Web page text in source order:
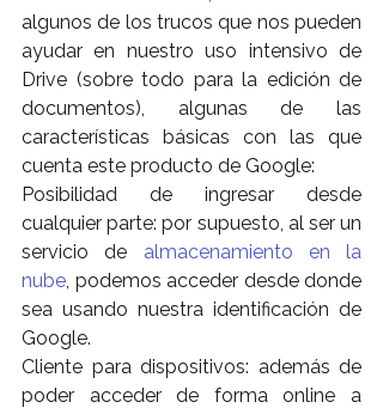
algunos de los trucos que nos pueden
ayudar en nuestro uso intensivo de
Drive (sobre todo para la edición de
documentos), algunas de las
características básicas con las que
cuenta este producto de Google:
Posibilidad de ingresar desde
cualquier parte: por supuesto, al ser un
servicio de almacenamiento en la
nube , podemos acceder desde donde
sea usando nuestra identificación de
Google.
Cliente para dispositivos: además de
poder acceder de forma online a